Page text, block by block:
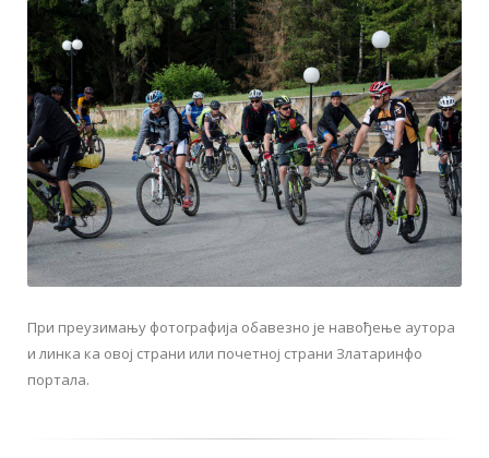
При преузимању фотографија обавезно је навођење аутора
и линка ка овој страни или почетној страни Златаринфо
портала.